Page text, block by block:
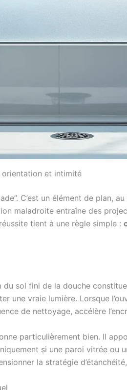
orientation et intimité
C’est un élément de plan,
maladroite entraîne des
tient à une règle simple :
du sol fini de la douche
une vraie lumière. Lorsque
de nettoyage, accélère
particulièrement bien. Il
si une paroi vitrée
la stratégie